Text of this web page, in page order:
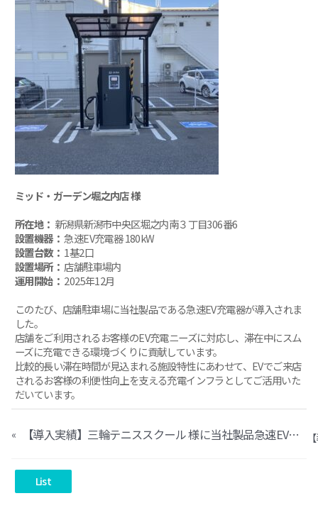
ミッド・ガーデン堀之内店 様
所在地： 新潟県新潟市中央区堀之内南３丁目306番6
設置機器： 急速EV充電器 180kW
設置台数： 1基2口
設置場所： 店舗駐車場内
運用開始： 2025年12月
このたび、店舗駐車場に当社製品である急速EV充電器が導入されま
した。
店舗をご利用されるお客様のEV充電ニーズに対応し、滞在中にスム
ーズに充電できる環境づくりに貢献しています。
比較的長い滞在時間が見込まれる施設特性にあわせて、EVでご来店
されるお客様の利便性向上を支える充電インフラとしてご活用いた
だいています。
« 【導入実績】三輪テニススクール 様に当社製品急速EV充電器が導入されました
List